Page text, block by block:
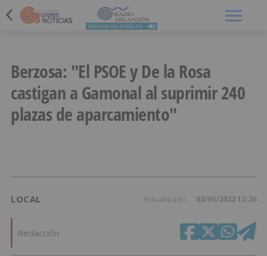
Berzosa: "El PSOE y De la Rosa
castigan a Gamonal al suprimir 240
plazas de aparcamiento"
LOCAL Actualizado 03/05/2022 12:26
Redacción